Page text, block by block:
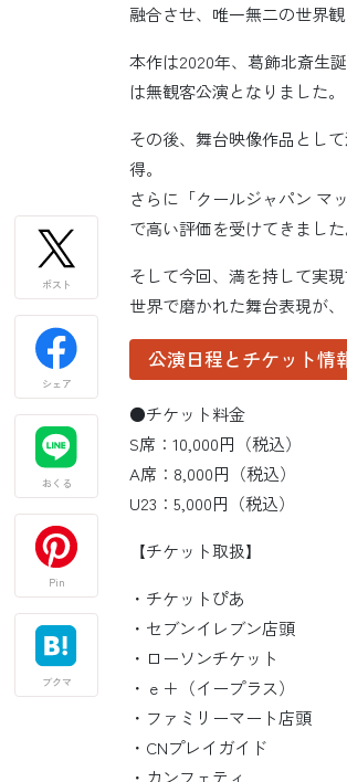
融合させ、唯一無二の世界観
本作は2020年、葛飾北斎生
は無観客公演となりました。
その後、舞台映像作品とし
得。
さらに「クールジャパン マ
で高い評価を受けてきました
そして今回、満を持して実
世界で磨かれた舞台表現が
公演日程とチケット情
●チケット料金
S席：10,000円（税込）
A席：8,000円（税込）
U23：5,000円（税込）
【チケット取扱】
・チケットぴあ
・セブンイレブン店頭
・ローソンチケット
・ｅ＋（イープラス）
・ファミリーマート店頭
・CNプレイガイド
・カンフェティ
ポスト
シェア
おくる
Pin
ブクマ